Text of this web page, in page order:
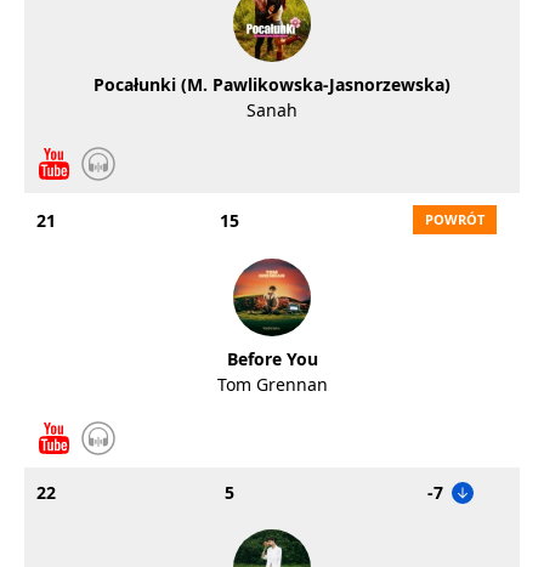
Pocałunki (M. Pawlikowska-Jasnorzewska)
Sanah
21 15
Before You
Tom Grennan
22 5 -7